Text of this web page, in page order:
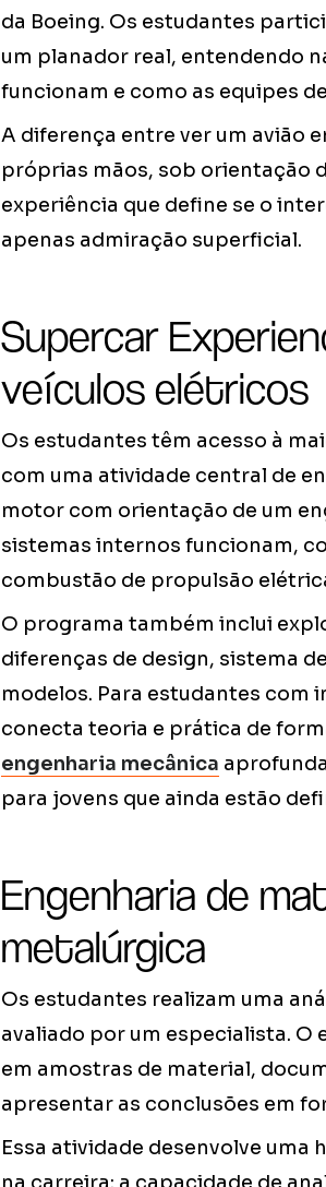
da Boeing. Os estudantes
um planador real, entendendo
funcionam e como as equipes
A diferença entre ver um avião
próprias mãos, sob orientação
experiência que define se o
apenas admiração superficial.
Supercar
veículos elétricos
Os estudantes têm acesso à
com uma atividade central de
motor com orientação de um
sistemas internos funcionam,
combustão de propulsão
O programa também inclui
diferenças de design, sistema
modelos. Para estudantes com
conecta teoria e prática de
engenharia mecânica
para jovens que ainda estão
Engenharia de
metalúrgica
Os estudantes realizam uma
avaliado por um especialista.
em amostras de material,
apresentar as conclusões em
Essa atividade desenvolve